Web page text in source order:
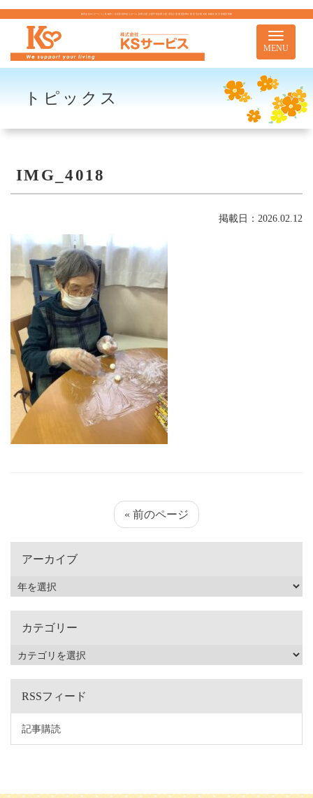
株式会社KSサービス｜札幌市｜住宅型有料老人ホーム 訪問介護 介護予防訪問介護 居宅介護 重度訪問介護 居宅介護支援 移動支援 児童通所事業
Toggle
MENU
トピックス
IMG_4018
掲載日：2026.02.12
« 前のページ
アーカイブ
カテゴリー
RSSフィード
記事購読